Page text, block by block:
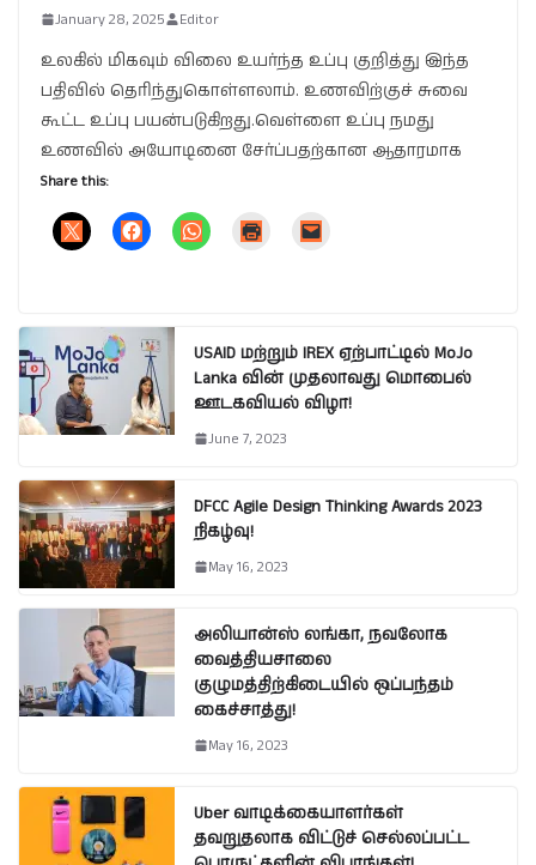
January 28, 2025 Editor
உலகில் மிகவும் விலை உயர்ந்த உப்பு குறித்து இந்த
பதிவில் தெரிந்துகொள்ளலாம். உணவிற்குச் சுவை
கூட்ட உப்பு பயன்படுகிறது.வெள்ளை உப்பு நமது
உணவில் அயோடினை சேர்ப்பதற்கான ஆதாரமாக
Share this:
USAID மற்றும் IREX ஏற்பாட்டில் MoJo
Lanka வின் முதலாவது மொபைல்
ஊடகவியல் விழா!
June 7, 2023
DFCC Agile Design Thinking Awards 2023
நிகழ்வு!
May 16, 2023
அலியான்ஸ் லங்கா, நவலோக
வைத்தியசாலை
குழுமத்திற்கிடையில் ஒப்பந்தம்
கைச்சாத்து!
May 16, 2023
Uber வாடிக்கையாளர்கள்
தவறுதலாக விட்டுச் செல்லப்பட்ட